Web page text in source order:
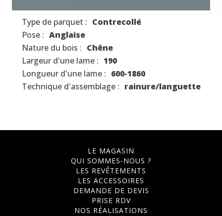
Type de parquet : Contrecollé
Pose : Anglaise
Nature du bois : Chêne
Largeur d'une lame : 190
Longueur d'une lame : 600-1860
Technique d'assemblage : rainure/languette
LE MAGASIN
QUI SOMMES-NOUS ?
LES REVÊTEMENTS
LES ACCESSOIRES
DEMANDE DE DEVIS
PRISE RDV
NOS RÉALISATIONS